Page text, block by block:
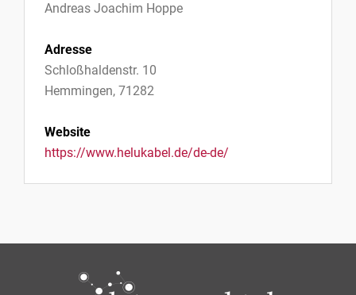
Andreas Joachim Hoppe
Adresse
Schloßhaldenstr. 10
Hemmingen, 71282
Website
https://www.helukabel.de/de-de/